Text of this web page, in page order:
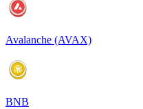
Avalanche (AVAX)
BNB